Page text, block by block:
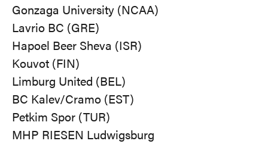
Gonzaga University (NCAA)
Lavrio BC (GRE)
Hapoel Beer Sheva (ISR)
Kouvot (FIN)
Limburg United (BEL)
BC Kalev/Cramo (EST)
Petkim Spor (TUR)
MHP RIESEN Ludwigsburg